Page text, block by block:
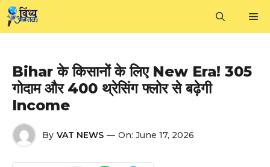
Skip
to
Bihar के किसानों के लिए New Era! 305
गोदाम और 400 थ्रेसिंग फ्लोर से बढ़ेगी
Income
By VAT NEWS — On: June 17, 2026